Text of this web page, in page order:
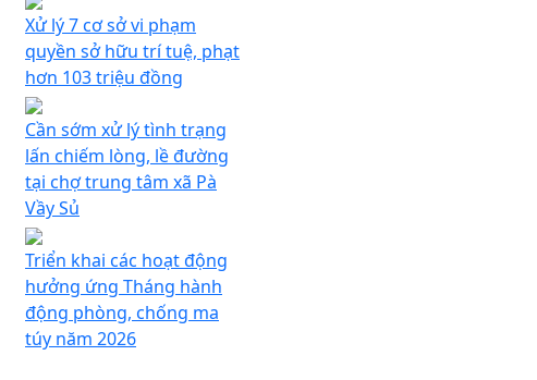
Xử lý 7 cơ sở vi phạm
quyền sở hữu trí tuệ, phạt
hơn 103 triệu đồng
Cần sớm xử lý tình trạng
lấn chiếm lòng, lề đường
tại chợ trung tâm xã Pà
Vầy Sủ
Triển khai các hoạt động
hưởng ứng Tháng hành
động phòng, chống ma
túy năm 2026